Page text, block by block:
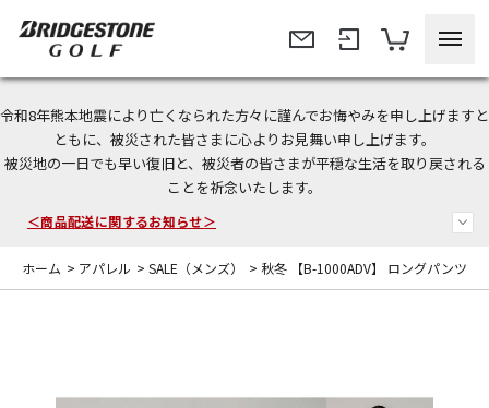
令和8年熊本地震により亡くなられた方々に謹んでお悔やみを申し上げますと
ともに、被災された皆さまに心よりお見舞い申し上げます。
被災地の一日でも早い復旧と、被災者の皆さまが平穏な生活を取り戻される
ことを祈念いたします。
＜夏季休暇中のご注文・発送・お問い合わせ＞
今なら新規会員登録で1,000円OFFクーポンプレゼント！
＜商品配送に関するお知らせ＞
ホーム > アパレル > SALE（メンズ） > 秋冬 【B-1000ADV】 ロングパンツ